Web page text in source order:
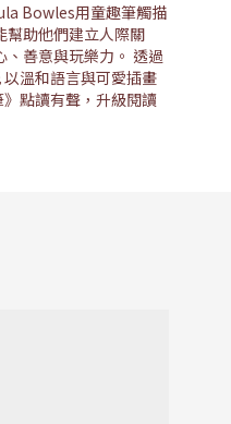
Bowles用童趣筆觸描
幫助他們建立人際關
善意與玩樂力。 透過
溫和語言與可愛插畫
點讀有聲，升級閱讀